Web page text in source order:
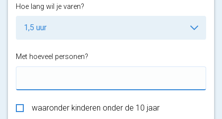
Hoe lang wil je varen?
Met hoeveel personen?
waaronder kinderen onder de 10 jaar